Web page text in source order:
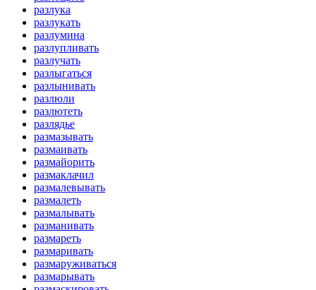
разлука
разлукать
разлумина
разлупливать
разлучать
разлыгаться
разлынивать
разлюли
разлютеть
разлядье
размазывать
размаивать
размайорить
размаклачил
размалевывать
размалеть
размалывать
разманивать
размареть
размаривать
размаруживаться
размарывать